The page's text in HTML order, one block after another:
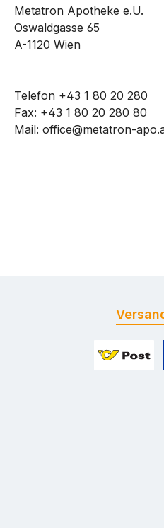
Metatron Apotheke e.U.
Oswaldgasse 65
A-1120 Wien
Telefon +43 1 80 20 280
Fax: +43 1 80 20 280 80
Mail: office@metatron-